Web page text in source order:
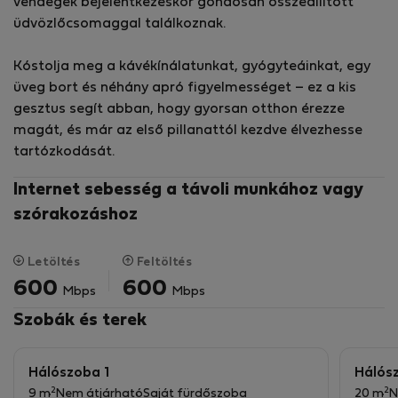
lakókomplexumában, a Na Jordana Homes-ban
található, ötvözi az energiahatékonyságot, a kortárs
élményt.
🏡 A tér
🛋️ Nappali
Tágas és hangulatos nappali, amelyben megtalálható:
51 hüvelykes okos TV
Ideális pihenésre vagy filmnézésre
🍽️ Konyha és étkező
Nyitott terű, teljesen felszerelt konyha:
Mikrohullámú sütő
Mosogatógép
Hűtőszekrény és fagyasztó
vendégek bejelentkezéskor gondosan összeállított
üdvözlőcsomaggal találkoznak.
Kóstolja meg a kávékínálatunkat, gyógyteáinkat, egy
üveg bort és néhány apró figyelmességet – ez a kis
gesztus segít abban, hogy gyorsan otthon érezze
magát, és már az első pillanattól kezdve élvezhesse
tartózkodását.
Internet sebesség a távoli munkához vagy
szórakozáshoz
Letöltés
600 Mbps
Feltöltés
600 Mbps
Szobák és terek
Hálószoba 1
9 m2 Nem átjárhatóSaját fürdőszoba
20 m2